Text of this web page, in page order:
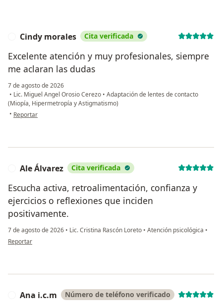
Cindy morales Cita verificada
Excelente atención y muy profesionales, siempre
me aclaran las dudas
7 de agosto de 2026
• Lic. Miguel Angel Orosio Cerezo • Adaptación de lentes de contacto
(Miopía, Hipermetropía y Astigmatismo)
• en opinión del usuario Cindy morales
Reportar
Ale Álvarez Cita verificada
Escucha activa, retroalimentación, confianza y
ejercicios o reflexiones que inciden
positivamente.
7 de agosto de 2026 • Lic. Cristina Rascón Loreto • Atención psicológica •
en opinión del usuario Ale Álvarez
Reportar
Ana i.c.m Número de teléfono verificado